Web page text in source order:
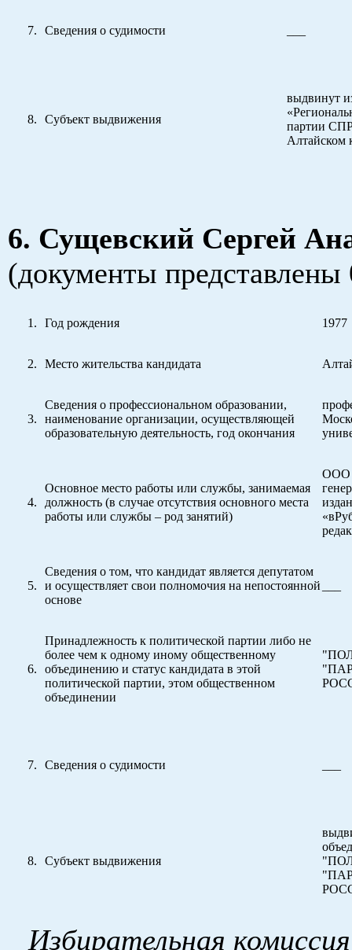
Сведения о судимости
Субъект выдвижения
выдвинут
партии
Алтайском
6. Сущевский Сергей
(документы
Год рождения 1977
Место жительства кандидата
Сведения о профессиональном образовании,
наименование организации, осуществляющей
образовательную деятельность, год окончания
Основное место работы или службы, занимаемая
должность (в случае отсутствия основного места
работы или службы – род занятий)
ООО
Сведения о том, что кандидат является депутатом
и осуществляет свои полномочия на непостоянной
основе
Принадлежность к политической партии либо не
более чем к одному иному общественному
объединению и статус кандидата в этой
политической партии, этом общественном
объединении
Сведения о судимости
Субъект выдвижения
Избирательная